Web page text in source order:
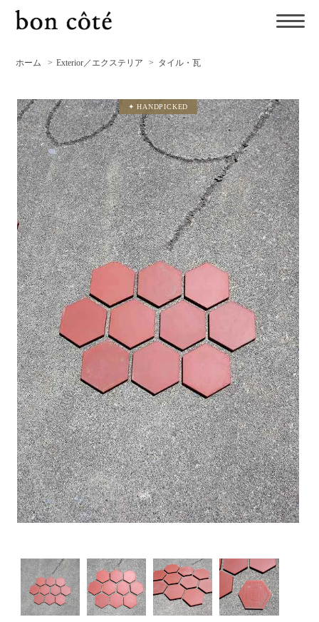
ホーム > Exterior／エクステリア > タイル・瓦